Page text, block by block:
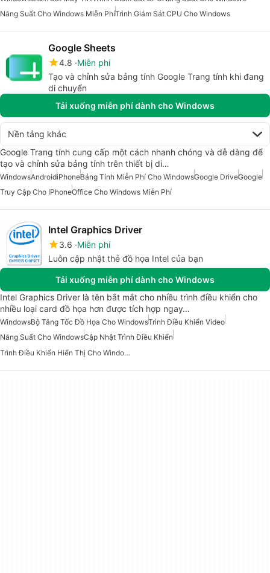
Năng Suất Cho Windows Miễn PhíTrình Giám Sát CPU Cho Windows
Google Sheets
4.8 Miễn phí
Tạo và chỉnh sửa bảng tính Google Trang tính khi đang
di chuyển
Tải xuống miễn phí dành cho Windows
Nền tảng khác
Google Trang tính cung cấp một cách nhanh chóng và dễ dàng để
tạo và chỉnh sửa bảng tính trên thiết bị di…
WindowsAndroidiPhoneBảng Tính Miễn Phí Cho WindowsGoogle DriveGoogle
Truy Cập Cho IPhoneOffice Cho Windows Miễn Phí
Intel Graphics Driver
3.6 Miễn phí
Luôn cập nhật thẻ đồ họa Intel của bạn
Tải xuống miễn phí dành cho Windows
Intel Graphics Driver là tên bắt mắt cho nhiều trình điều khiển cho
nhiều loại card đồ họa hơn được tích hợp ngay…
WindowsBộ Tăng Tốc Đồ Họa Cho WindowsTrình Điều Khiển Video
Năng Suất Cho WindowsCập Nhật Trình Điều Khiển
Trình Điều Khiển Hiển Thị Cho Windows